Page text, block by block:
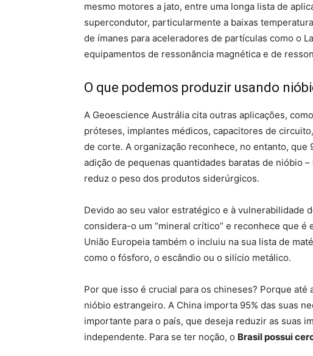
mesmo motores a jato, entre uma longa lista de
supercondutor, particularmente a baixas
de ímanes para aceleradores de partículas como o
equipamentos de ressonância magnética e de
O que podemos produzir usando
A Geoescience Austrália cita outras aplicações,
próteses, implantes médicos, capacitores de
de corte. A organização reconhece, no entanto, que
adição de pequenas quantidades baratas de nióbio
reduz o peso dos produtos siderúrgicos.
Devido ao seu valor estratégico e à vulnerabilidade
considera-o um “mineral crítico” e reconhece que é
União Europeia também o incluiu na sua lista de
como o fósforo, o escândio ou o silício metálico.
Por que isso é crucial para os chineses? Porque
nióbio estrangeiro. A China importa 95% das suas
importante para o país, que deseja reduzir as suas
independente. Para se ter noção, o Brasil possui